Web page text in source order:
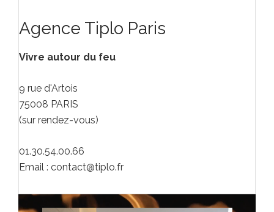
Agence Tiplo Paris
Vivre autour du feu
9 rue d'Artois
75008 PARIS
(sur rendez-vous)
01.30.54.00.66
Email : contact@tiplo.fr